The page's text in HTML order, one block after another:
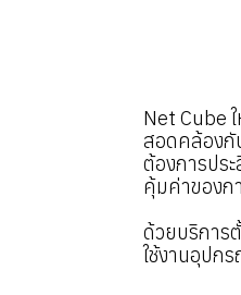
Net Cube
สอดคล้องกั
ต้องการปร
คุ้มค่าของก
ด้วยบริการ
ใช้งานอุปก